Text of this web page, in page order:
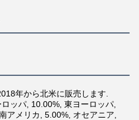
年から北米に販売します.
ッパ, 10.00%, 東ヨーロッパ,
アメリカ, 5.00%, オセアニア,